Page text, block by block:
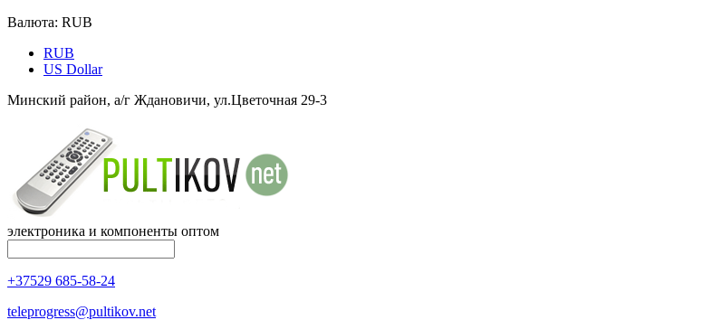
Валюта: RUB
RUB
US Dollar
Минский район, а/г Ждановичи, ул.Цветочная 29-3
электроника и компоненты оптом
+37529 685-58-24
teleprogress@pultikov.net